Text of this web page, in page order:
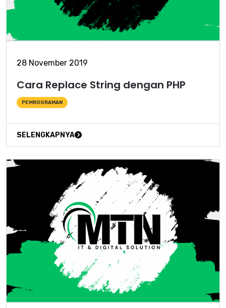
28 November 2019
Cara Replace String dengan PHP
PEMROGRAMAN
SELENGKAPNYA